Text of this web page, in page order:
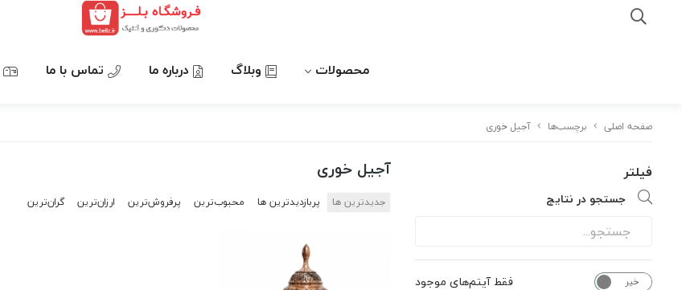
محصولات وبلاگ درباره ما تماس با ما
صفحه اصلی برچسب‌ها آجیل خوری
فیلتر
جستجو در نتایج
خیر فقط آیتم‌های موجود
آجیل خوری
جدیدترین ها پربازدیدترین ها محبوب‌‌ترین پرفروش‌ترین ارزان‌ترین گران‌ترین